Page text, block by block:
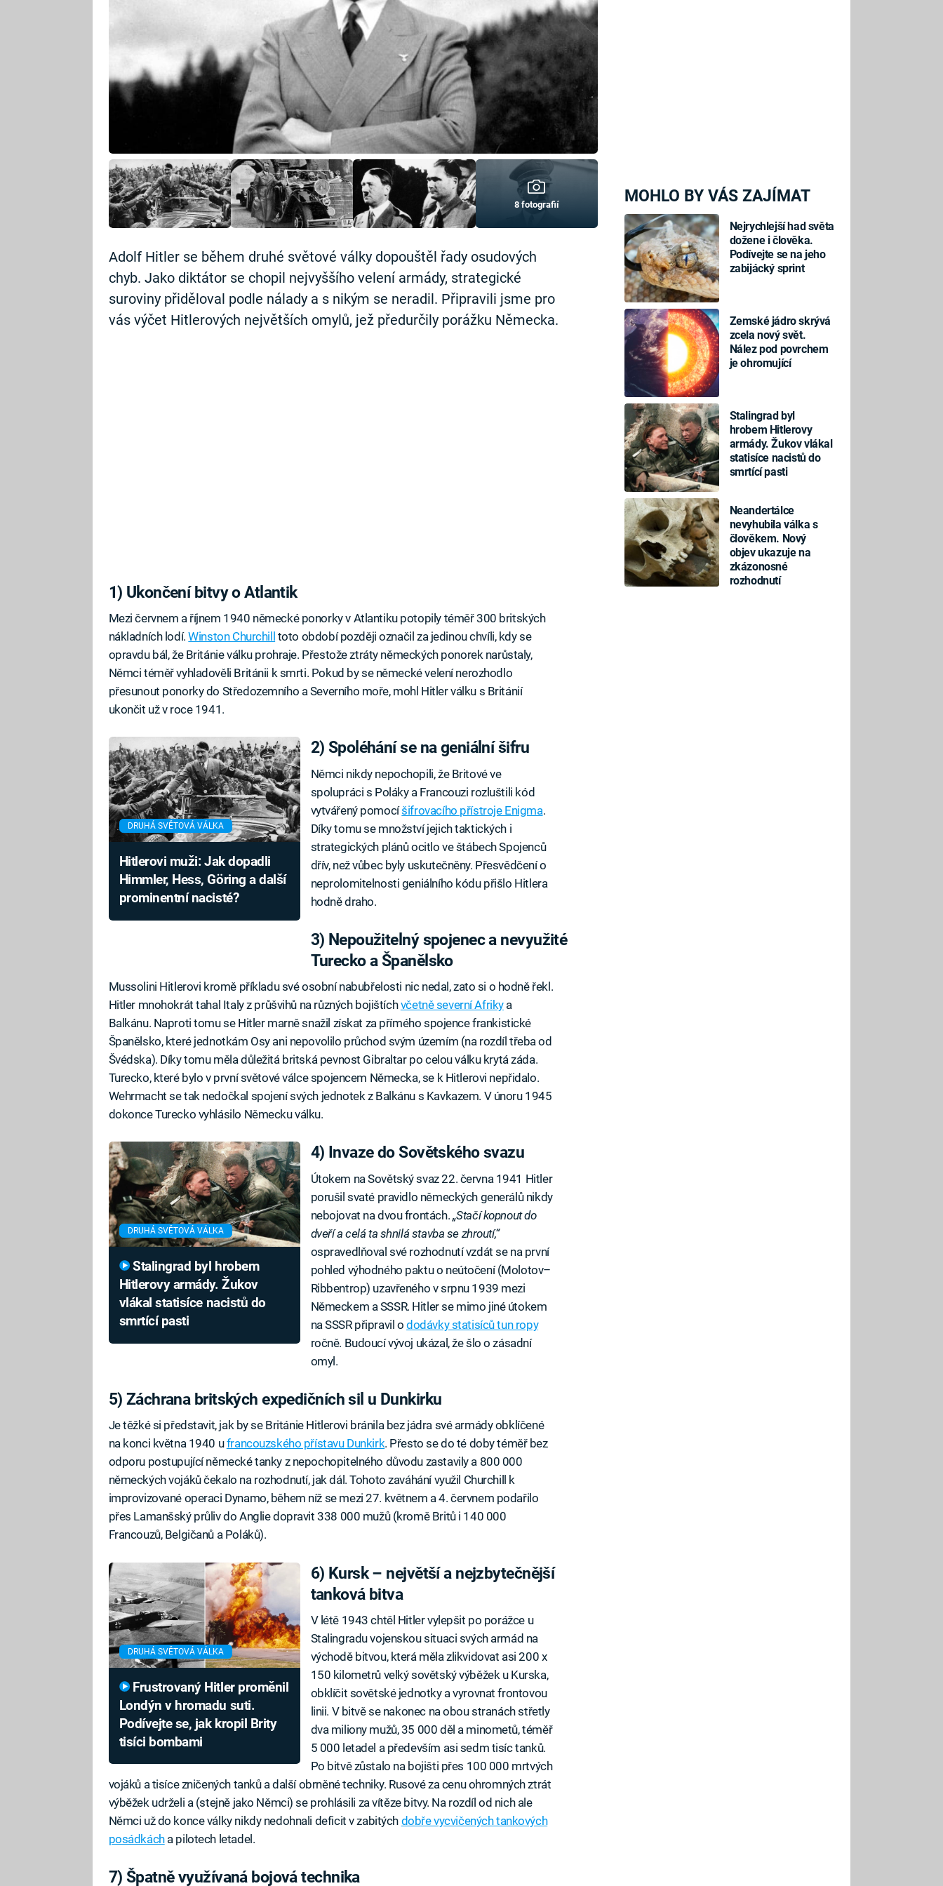
MOHLO BY VÁS ZAJÍMAT
Nejrychlejší had světa
dožene i člověka.
Podívejte se na jeho
zabijácký sprint
Zemské jádro skrývá
zcela nový svět.
Nález pod povrchem
je ohromující
Stalingrad byl
hrobem Hitlerovy
armády. Žukov vlákal
statisíce nacistů do
smrtící pasti
Neandertálce
nevyhubila válka s
člověkem. Nový
objev ukazuje na
zkázonosné
rozhodnutí
8 fotografií
Adolf Hitler se během druhé světové války dopouštěl řady osudových
chyb. Jako diktátor se chopil nejvyššího velení armády, strategické
suroviny přiděloval podle nálady a s nikým se neradil. Připravili jsme pro
vás výčet Hitlerových největších omylů, jež předurčily porážku Německa.
1) Ukončení bitvy o Atlantik
Mezi červnem a říjnem 1940 německé ponorky v Atlantiku potopily téměř 300 britských
nákladních lodí.Winston Churchill toto období později označil za jedinou chvíli, kdy se
opravdu bál, že Británie válku prohraje. Přestože ztráty německých ponorek narůstaly,
Němci téměř vyhladověli Británii k smrti. Pokud by se německé velení nerozhodlo
přesunout ponorky do Středozemního a Severního moře, mohl Hitler válku s Británií
ukončit už v roce 1941.
DRUHÁ SVĚTOVÁ VÁLKA
Hitlerovi muži: Jak dopadli
Himmler, Hess, Göring a další
prominentní nacisté?
2) Spoléhání se na geniální šifru
Němci nikdy nepochopili, že Britové ve
spolupráci s Poláky a Francouzi rozluštili kód
vytvářený pomocíšifrovacího přístroje Enigma.
Díky tomu se množství jejich taktických i
strategických plánů ocitlo ve štábech Spojenců
dřív, než vůbec byly uskutečněny. Přesvědčení o
neprolomitelnosti geniálního kódu přišlo Hitlera
hodně draho.
3) Nepoužitelný spojenec a nevyužité
Turecko a Španělsko
Mussolini Hitlerovi kromě příkladu své osobní nabubřelosti nic nedal, zato si o hodně řekl.
Hitler mnohokrát tahal Italy z průšvihů na různých bojištíchvčetně severní Afrikya
Balkánu. Naproti tomu se Hitler marně snažil získat za přímého spojence frankistické
Španělsko, které jednotkám Osy ani nepovolilo průchod svým územím (na rozdíl třeba od
Švédska). Díky tomu měla důležitá britská pevnost Gibraltar po celou válku krytá záda.
Turecko, které bylo v první světové válce spojencem Německa, se k Hitlerovi nepřidalo.
Wehrmacht se tak nedočkal spojení svých jednotek z Balkánu s Kavkazem. V únoru 1945
dokonce Turecko vyhlásilo Německu válku.
DRUHÁ SVĚTOVÁ VÁLKA
Stalingrad byl hrobem
Hitlerovy armády. Žukov
vlákal statisíce nacistů do
smrtící pasti
4) Invaze do Sovětského svazu
Útokem na Sovětský svaz 22. června 1941 Hitler
porušil svaté pravidlo německých generálů nikdy
nebojovat na dvou frontách. „Stačí kopnout do
dveří a celá ta shnilá stavba se zhroutí,“
ospravedlňoval své rozhodnutí vzdát se na první
pohled výhodného paktu o neútočení (Molotov–
Ribbentrop) uzavřeného v srpnu 1939 mezi
Německem a SSSR. Hitler se mimo jiné útokem
na SSSR připravil ododávky statisíců tun ropy
ročně. Budoucí vývoj ukázal, že šlo o zásadní
omyl.
5) Záchrana britských expedičních sil u Dunkirku
Je těžké si představit, jak by se Británie Hitlerovi bránila bez jádra své armády obklíčené
na konci května 1940 ufrancouzského přístavu Dunkirk. Přesto se do té doby téměř bez
odporu postupující německé tanky z nepochopitelného důvodu zastavily a 800 000
německých vojáků čekalo na rozhodnutí, jak dál. Tohoto zaváhání využil Churchill k
improvizované operaci Dynamo, během níž se mezi 27. květnem a 4. červnem podařilo
přes Lamanšský průliv do Anglie dopravit 338 000 mužů (kromě Britů i 140 000
Francouzů, Belgičanů a Poláků).
DRUHÁ SVĚTOVÁ VÁLKA
Frustrovaný Hitler proměnil
Londýn v hromadu suti.
Podívejte se, jak kropil Brity
tisíci bombami
6) Kursk – největší a nejzbytečnější
tanková bitva
V létě 1943 chtěl Hitler vylepšit po porážce u
Stalingradu vojenskou situaci svých armád na
východě bitvou, která měla zlikvidovat asi 200 x
150 kilometrů velký sovětský výběžek u Kurska,
obklíčit sovětské jednotky a vyrovnat frontovou
linii. V bitvě se nakonec na obou stranách střetly
dva miliony mužů, 35 000 děl a minometů, téměř
5 000 letadel a především asi sedm tisíc tanků.
Po bitvě zůstalo na bojišti přes 100 000 mrtvých
vojáků a tisíce zničených tanků a další obrněné techniky. Rusové za cenu ohromných ztrát
výběžek udrželi a (stejně jako Němci) se prohlásili za vítěze bitvy. Na rozdíl od nich ale
Němci už do konce války nikdy nedohnali deficit v zabitých dobře vycvičených tankových
posádkácha pilotech letadel.
7) Špatně využívaná bojová technika